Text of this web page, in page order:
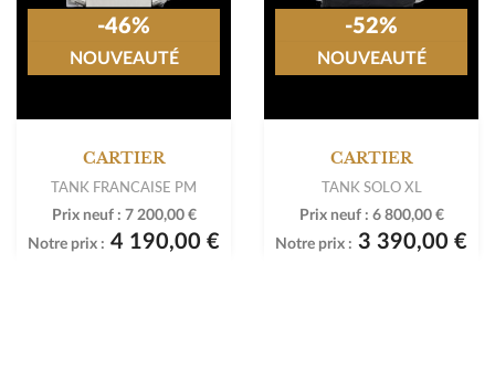
CARTIER
TANK FRANCAISE PM
Prix neuf : 7 200,00 €
Notre prix : 4 190,00 €
-46%
NOUVEAUTÉ
CARTIER
TANK SOLO XL
Prix neuf : 6 800,00 €
Notre prix : 3 390,00 €
-52%
NOUVEAUTÉ